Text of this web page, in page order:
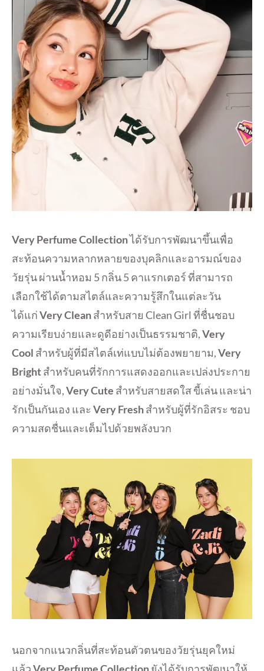
Very Perfume Collectionได้รับการพัฒนาขึ้นเพื่อ
สะท้อนความหลากหลายของบุคลิกและอารมณ์ของ
วัยรุ่น ผ่านน้ำหอม 5 กลิ่น 5 คาแรกเตอร์ ที่สามารถ
เลือกใช้ได้ตามสไตล์และความรู้สึกในแต่ละวัน
ได้แก่Very Cleanสำหรับสาย Clean Girl ที่ชื่นชอบ
ความเรียบง่ายและดูดีอย่างเป็นธรรมชาติ,Very
Cool สำหรับผู้ที่มีสไตล์เท่แบบไม่ต้องพยายาม,Very
Brightสำหรับคนที่รักการแสดงออกและเปล่งประกาย
อย่างมั่นใจ,Very Cute สำหรับสายสดใส ขี้เล่น และน่า
รักเป็นกันเอง และ Very Freshสำหรับผู้ที่รักอิสระ ชอบ
ความสดชื่นและเต็มไปด้วยพลังบวก
นอกจากแนวกลิ่นที่สะท้อนตัวตนของวัยรุ่นยุคใหม่